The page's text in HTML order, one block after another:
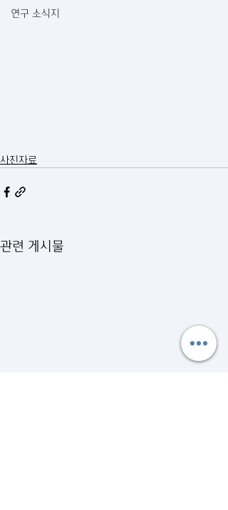
연구 소식지
사진자료
관련 게시물